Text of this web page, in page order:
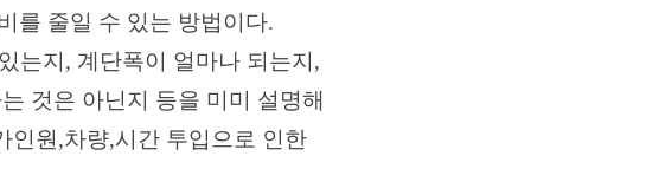
줄일 수 있는 방법이다.
는지, 계단폭이 얼마나 되는지,
것은 아닌지 등을 미미 설명해
인원,차량,시간 투입으로 인한